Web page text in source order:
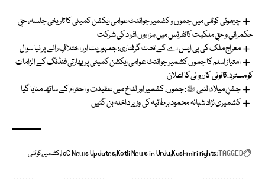
چڑھوئی کوٹلی میں جموں و کشمیر جوائنٹ عوامی ایکشن کمیٹی کا تاریخی جلسہ، حقِ
حکمرانی و حقِ ملکیت کانفرنس میں ہزاروں افراد کی شرکت
معراج ملک کی پی ایس اے کے تحت گرفتاری: جمہوریت اور اختلافِ رائے پر نیا سوال
امتیاز اسلم کا جموں کشمیر جوائنٹ عوامی ایکشن کمیٹی پر بھارتی فنڈنگ کے الزامات
کو مسترد، قانونی کارروائی کا اعلان
جشنِ میلادالنبی ﷺ: جموں، کشمیر اور لداخ میں عقیدت و احترام کے ساتھ منایا گیا
کشمیری نژاد شبانہ محمود برطانیہ کی وزیر داخلہ بن گئیں
TAGGED:
Kashmiri rights
Kotli News in Urdu
loC News Updatesکشمیرکوٹلی